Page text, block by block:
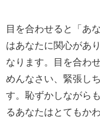
目を合わせると「あ
はあなたに関心があ
なります。目を合わ
めんなさい、緊張し
す。恥ずかしながら
るあなたはとてもか